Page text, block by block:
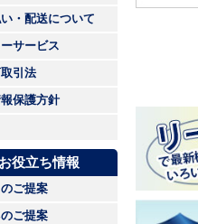
・配送について
サービス
引法
保護方針
お役立ち情報
ご提案
ご提案